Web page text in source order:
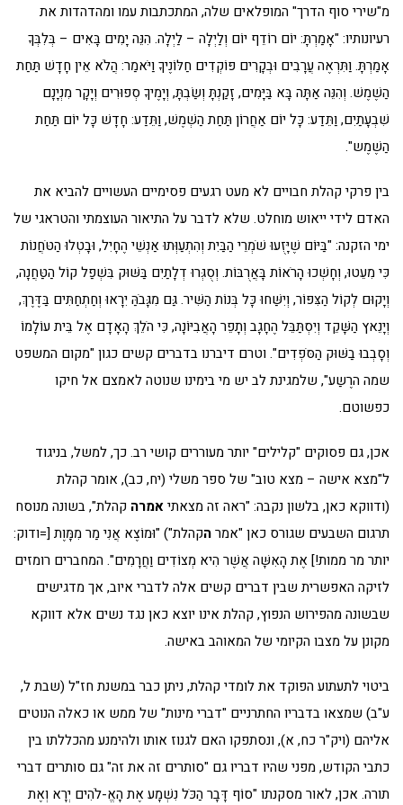
מ"שירי סוף הדרך" המופלאים שלה, המתכתבות עמו ומהדהדות את
רעיונותיו: "אָמַרְתָּ: יוֹם רוֹדֵף יוֹם וְלַיְלָה – לַיְלָה. הִנֵּה יָמִים בָּאִים – בְּלִבְּךָ
אָמַרְתָּ. וַתִּרְאֶה עֲרָבִים וּבְקָרִים פּוֹקְדִים חַלּוֹנֶיךָ וַיֹּאמַר: הֲלֹא אֵין חָדָשׁ תַּחַת
הַשֶׁמֶשׁ. וְהִנֵּה אַתָּה בָּא בַּיָּמִים, זָקַנְתָּ וְשַׂבְתָּ, וְיָמֶיךָ סְפוּרִים וְיָקָר מִנְיָנָם
שִׁבְעָתַיִם, וַתֵּדַע: כָּל יוֹם אַחֲרוֹן תַּחַת הַשְׁמֶשׁ, וַתֵּדַע: חָדָשׁ כָּל יוֹם תַּחַת
הַשֶׁמֶש".
בין פרקי קהלת חבויים לא מעט רגעים פסימיים העשויים להביא את
האדם לידי ייאוש מוחלט. שלא לדבר על התיאור העוצמתי והטראגי של
ימי הזקנה: "בַּיּוֹם שֶׁיָּזֻעוּ שֹׁמְרֵי הַבַּיִת וְהִתְעַוְּתוּ אַנְשֵׁי הֶחָיִל, וּבָטְלוּ הַטֹּחֲנוֹת
כִּי מִעֵטוּ, וְחָשְׁכוּ הָרֹאוֹת בָּאֲרֻבּוֹת. וְסֻגְּרוּ דְלָתַיִם בַּשּׁוּק בִּשְׁפַל קוֹל הַטַּחֲנָה,
וְיָקוּם לְקוֹל הַצִּפּוֹר, וְיִשַּׁחוּ כָּל בְּנוֹת הַשִּׁיר. גַּם מִגָּבֹהַּ יִרָאוּ וְחַתְחַתִּים בַּדֶּרֶךְ,
וְיָנֵאץ הַשָּׁקֵד וְיִסְתַּבֵּל הֶחָגָב וְתָפֵר הָאֲבִיּוֹנָה, כִּי הֹלֵךְ הָאָדָם אֶל בֵּית עוֹלָמוֹ
וְסָבְבוּ בַשּׁוּק הַסֹּפְדִים". וטרם דיברנו בדברים קשים כגון "מקום המשפט
שמה הרֶשַע", שלמגינת לב יש מי בימינו שנוטה לאמצם אל חיקו
כפשוטם.
אכן, גם פסוקים "קלילים" יותר מעוררים קושי רב. כך, למשל, בניגוד
ל"מצא אישה – מצא טוב" של ספר משלי (יח, כב), אומר קהלת
(ודווקא כאן, בלשון נקבה: "ראה זה מצאתיאמרה קהלת", בשונה מנוסח
תרגום השבעים שגורס כאן "אמרהקהלת") "וּמוֹצֶא אֲנִי מַר מִמָּוֶת [=ודוק:
יותר מר ממות!] אֶת הָאִשָּׁה אֲשֶׁר הִיא מְצוֹדִים וַחֲרָמִים". המחברים רומזים
לזיקה האפשרית שבין דברים קשים אלה לדברי איוב, אך מדגישים
שבשונה מהפירוש הנפוץ, קהלת אינו יוצא כאן נגד נשים אלא דווקא
מקונן על מצבו הקיומי של המאוהב באישה.
ביטוי לתעתוע הפוקד את לומדי קהלת, ניתן כבר במשנת חז"ל (שבת ל,
ע"ב) שמצאו בדבריו החתרניים "דברי מינות" של ממש או כאלה הנוטים
אליהם (ויק"ר כח, א), ונסתפקו האם לגנוז אותו ולהימנע מהכללתו בין
כתבי הקודש, מפני שהיו דבריו גם "סותרים זה את זה" גם סותרים דברי
תורה. אכן, לאור מסקנתו "סוֹף דָּבָר הַכֹּל נִשְׁמָע אֶת הָאֱ-לֹהִים יְרָא וְאֶת